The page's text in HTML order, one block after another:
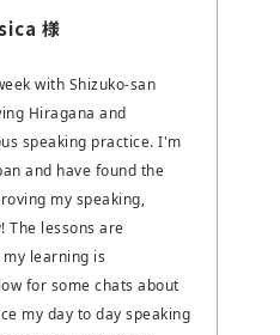
様
with Shizuko-san
Hiragana and
speaking practice. I'm
and have found the
my speaking,
The lessons are
learning is
for some chats about
my day to day speaking